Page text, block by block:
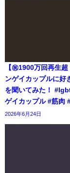
【㊗️1900万回再生
ンゲイカップルに好
を聞いてみた！
ゲイカップル #筋肉
2026年6月24日